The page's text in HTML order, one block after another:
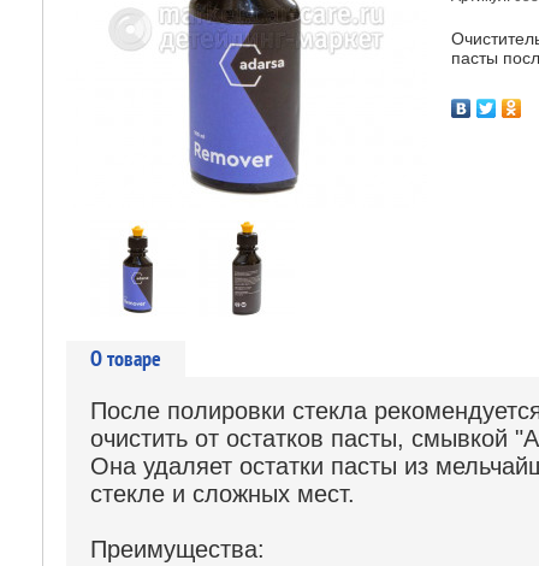
пасты
О товаре
После полировки стекла
очистить от остатков пасты, смывкой
Она удаляет остатки пасты из
стекле и сложных мест.
Преимущества: